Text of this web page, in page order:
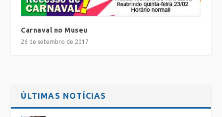
Carnaval no Museu
26 de setembro de 2017
ÚLTIMAS NOTÍCIAS